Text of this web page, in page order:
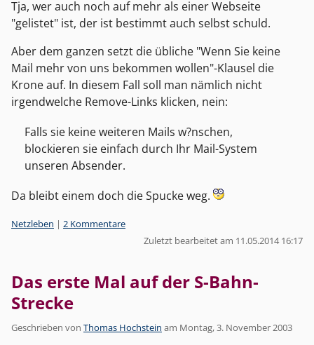
Tja, wer auch noch auf mehr als einer Webseite
"gelistet" ist, der ist bestimmt auch selbst schuld.
Aber dem ganzen setzt die übliche "Wenn Sie keine
Mail mehr von uns bekommen wollen"-Klausel die
Krone auf. In diesem Fall soll man nämlich nicht
irgendwelche Remove-Links klicken, nein:
Falls sie keine weiteren Mails w?nschen,
blockieren sie einfach durch Ihr Mail-System
unseren Absender.
Da bleibt einem doch die Spucke weg.
Kategorien:
Netzleben | 2 Kommentare
Zuletzt bearbeitet am 11.05.2014 16:17
Das erste Mal auf der S-Bahn-
Strecke
Geschrieben von Thomas Hochstein am Montag, 3. November 2003